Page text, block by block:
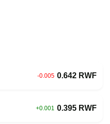
-0.005 0.642 RWF
+0.001 0.395 RWF